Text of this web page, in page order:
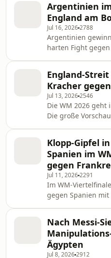
Vorschau aufs
Folge „Reif ist Live“.
Argentinien
England am
Jul 16, 20262788
Argentinien
harten Fight
und seine
der Engländer auf
Titel nach 1966
Gemeinsam mit
wir über die
Halbfinal-Partien
und England –
England-
Kracher
Jul 13, 20262546
Die WM 2026 geht
Die große
gegen Argentinien
Trainer Thomas
Bellingham wies
Tuchel recht oder
wirklich zu viel? Außerdem: José
Mourinho legt bei
Der erste Auftritt
Klopp-Gipfel
Spanien im
gegen
Jul 11, 20262291
Im WM-
gegen Spanien mit
verletzt und unter
ausgewechselt
erstmals seit 2010
Nach Messi-
Ägypten
Jul 8, 20262912